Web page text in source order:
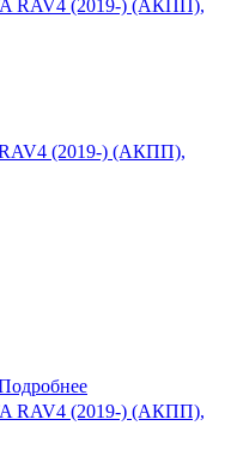
RAV4 (2019-) (АКПП),